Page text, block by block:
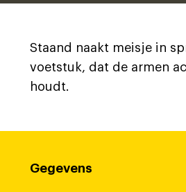
Staand naakt meisje in
voetstuk, dat de armen
houdt.
Gegevens